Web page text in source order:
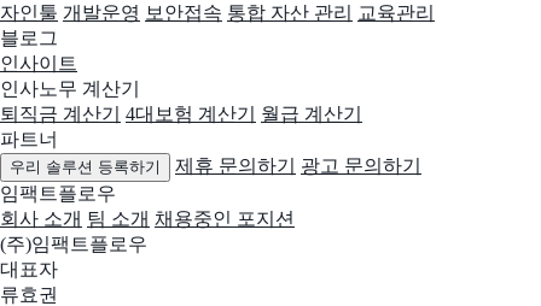
자인툴 개발운영 보안접속 통합 자산 관리
교육관리
블로그
인사이트
인사노무 계산기
퇴직금 계산기
4대보험 계산기
월급 계산기
파트너
우리 솔루션 등록하기 제휴 문의하기
광고 문의하기
임팩트플로우
회사 소개 팀 소개 채용중인 포지션
(주)임팩트플로우
대표자
류효권